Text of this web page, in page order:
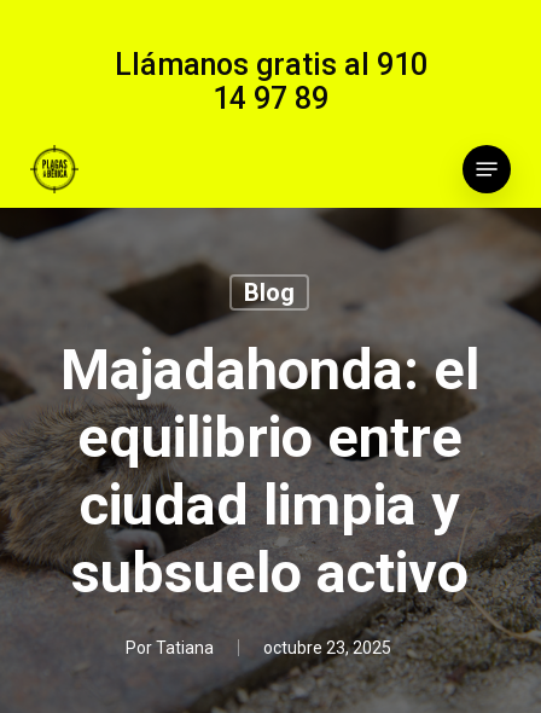
Llámanos gratis al 910
14 97 89
Menu
Blog
Majadahonda: el
equilibrio entre
ciudad limpia y
subsuelo activo
PorTatiana octubre 23, 2025